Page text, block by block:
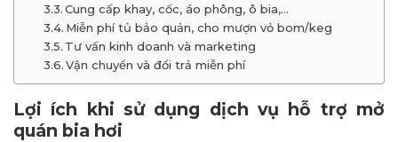
Cung cấp khay, cốc, áo phông, ô bia,…
Miễn phí tủ bảo quản, cho mượn vỏ bom/keg
Tư vấn kinh doanh và marketing
Vận chuyển và đổi trả miễn phí
Lợi ích khi sử dụng dịch vụ hỗ trợ mở
quán bia hơi